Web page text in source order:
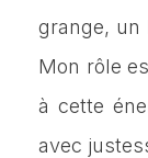
grange, un
Mon rôle
à cette
avec